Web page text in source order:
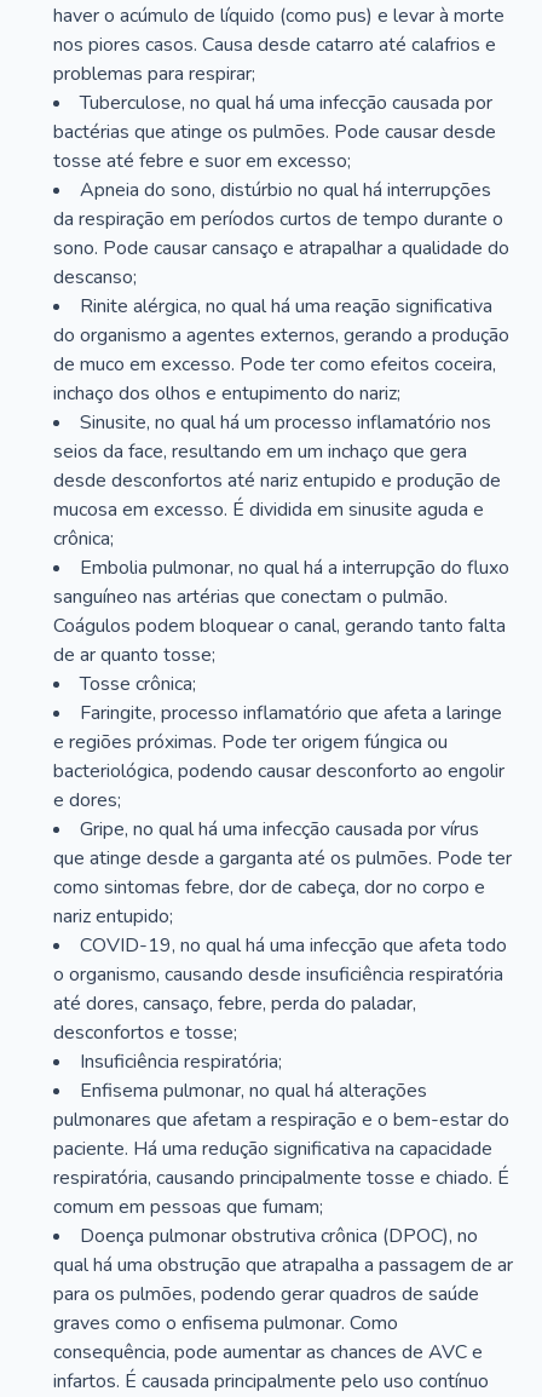
haver o acúmulo de líquido (como pus) e levar à morte
nos piores casos. Causa desde catarro até calafrios e
problemas para respirar;
Tuberculose, no qual há uma infecção causada por
bactérias que atinge os pulmões. Pode causar desde
tosse até febre e suor em excesso;
Apneia do sono, distúrbio no qual há interrupções
da respiração em períodos curtos de tempo durante o
sono. Pode causar cansaço e atrapalhar a qualidade do
descanso;
Rinite alérgica, no qual há uma reação significativa
do organismo a agentes externos, gerando a produção
de muco em excesso. Pode ter como efeitos coceira,
inchaço dos olhos e entupimento do nariz;
Sinusite, no qual há um processo inflamatório nos
seios da face, resultando em um inchaço que gera
desde desconfortos até nariz entupido e produção de
mucosa em excesso. É dividida em sinusite aguda e
crônica;
Embolia pulmonar, no qual há a interrupção do fluxo
sanguíneo nas artérias que conectam o pulmão.
Coágulos podem bloquear o canal, gerando tanto falta
de ar quanto tosse;
Tosse crônica;
Faringite, processo inflamatório que afeta a laringe
e regiões próximas. Pode ter origem fúngica ou
bacteriológica, podendo causar desconforto ao engolir
e dores;
Gripe, no qual há uma infecção causada por vírus
que atinge desde a garganta até os pulmões. Pode ter
como sintomas febre, dor de cabeça, dor no corpo e
nariz entupido;
COVID-19, no qual há uma infecção que afeta todo
o organismo, causando desde insuficiência respiratória
até dores, cansaço, febre, perda do paladar,
desconfortos e tosse;
Insuficiência respiratória;
Enfisema pulmonar, no qual há alterações
pulmonares que afetam a respiração e o bem-estar do
paciente. Há uma redução significativa na capacidade
respiratória, causando principalmente tosse e chiado. É
comum em pessoas que fumam;
Doença pulmonar obstrutiva crônica (DPOC), no
qual há uma obstrução que atrapalha a passagem de ar
para os pulmões, podendo gerar quadros de saúde
graves como o enfisema pulmonar. Como
consequência, pode aumentar as chances de AVC e
infartos. É causada principalmente pelo uso contínuo